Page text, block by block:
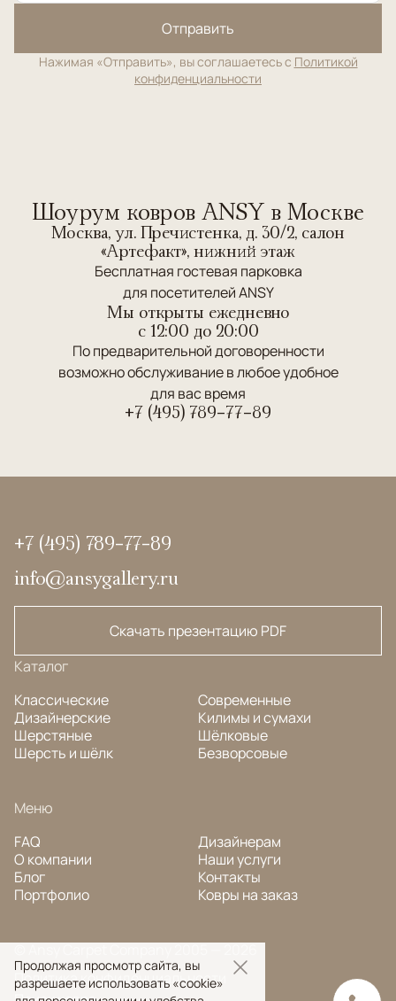
Отправить
Нажимая «Отправить», вы соглашаетесь с Политикой
конфиденциальности
Шоурум ковров ANSY в Москве
Москва, ул. Пречистенка, д. 30/2, салон
«Артефакт», нижний этаж
Бесплатная гостевая парковка
для посетителей ANSY
Мы открыты ежедневно
c 12:00 до 20:00
По предварительной договоренности
возможно обслуживание в любое удобное
для вас время
+7 (495) 789-77-89
+7 (495) 789-77-89
info@ansygallery.ru
Скачать презентацию PDF
Каталог
Классические
Дизайнерские
Шерстяные
Шерсть и шёлк
Современные
Килимы и сумахи
Шёлковые
Безворсовые
Меню
FAQ
О компании
Блог
Портфолио
Дизайнерам
Наши услуги
Контакты
Ковры на заказ
Политика конфиденциальности
Продолжая просмотр сайта, вы
разрешаете использовать «cookie»